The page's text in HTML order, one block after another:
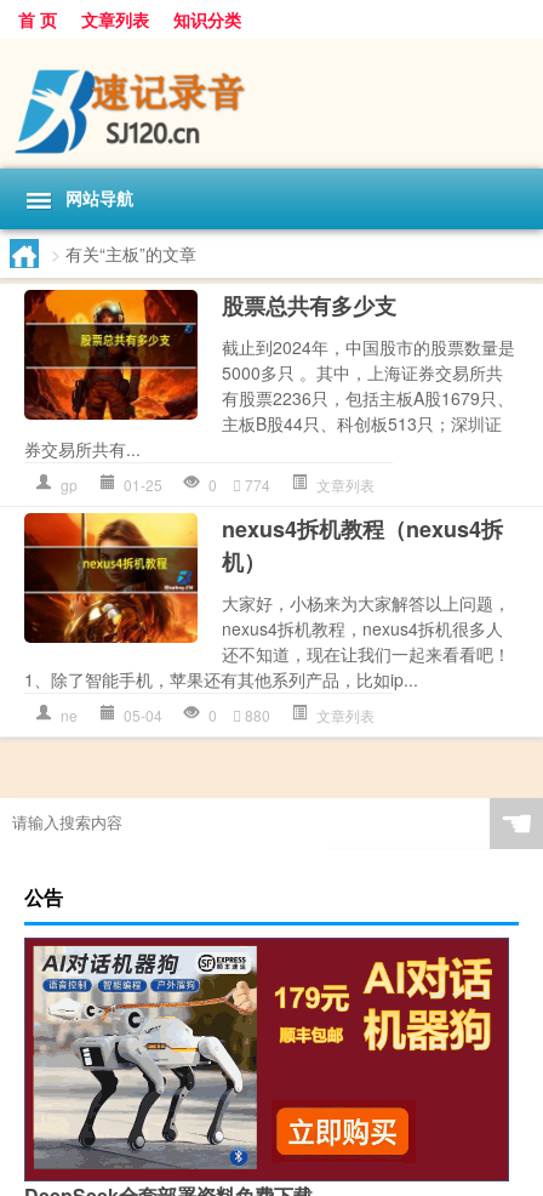
首 页 文章列表 知识分类
网站导航
> 有关“主板”的文章
股票总共有多少支
截止到2024年，中国股市的股票数量是
5000多只 。其中，上海证券交易所共
有股票2236只，包括主板A股1679只、
主板B股44只、科创板513只；深圳证
券交易所共有...
gp 01-25 0 774 文章列表
nexus4拆机教程（nexus4拆
机）
大家好，小杨来为大家解答以上问题，
nexus4拆机教程，nexus4拆机很多人
还不知道，现在让我们一起来看看吧！
1、除了智能手机，苹果还有其他系列产品，比如ip...
ne 05-04 0 880 文章列表
☚
公告